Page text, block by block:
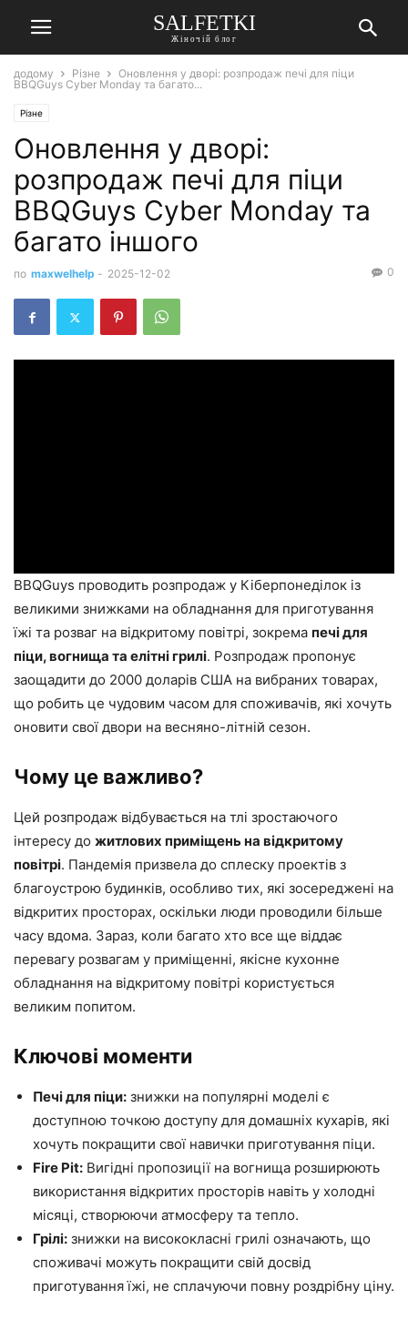
SALFETKI
Жіночій блог
додому Різне
Оновлення у дворі: розпродаж печі для піци
BBQGuys Cyber Monday та багато...
Різне
Оновлення у дворі:
розпродаж печі для піци
BBQGuys Cyber Monday та
багато іншого
по maxwelhelp - 2025-12-02 0
BBQGuys проводить розпродаж у Кіберпонеділок із
великими знижками на обладнання для приготування
їжі та розваг на відкритому повітрі, зокрема печі для
піци, вогнища та елітні грилі. Розпродаж пропонує
заощадити до 2000 доларів США на вибраних товарах,
що робить це чудовим часом для споживачів, які хочуть
оновити свої двори на весняно-літній сезон.
Чому це важливо?
Цей розпродаж відбувається на тлі зростаючого
інтересу до житлових приміщень на відкритому
повітрі. Пандемія призвела до сплеску проектів з
благоустрою будинків, особливо тих, які зосереджені на
відкритих просторах, оскільки люди проводили більше
часу вдома. Зараз, коли багато хто все ще віддає
перевагу розвагам у приміщенні, якісне кухонне
обладнання на відкритому повітрі користується
великим попитом.
Ключові моменти
Печі для піци: знижки на популярні моделі є
доступною точкою доступу для домашніх кухарів, які
хочуть покращити свої навички приготування піци.
Fire Pit: Вигідні пропозиції на вогнища розширюють
використання відкритих просторів навіть у холодні
місяці, створюючи атмосферу та тепло.
Грілі: знижки на висококласні грилі означають, що
споживачі можуть покращити свій досвід
приготування їжі, не сплачуючи повну роздрібну ціну.